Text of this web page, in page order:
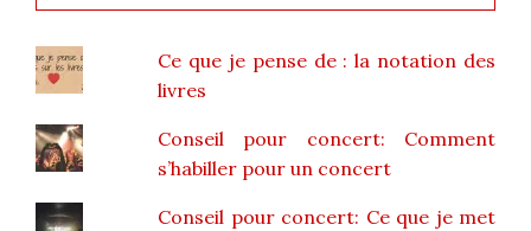
Ce que je pense de : la notation des
livres
Conseil pour concert: Comment
s’habiller pour un concert
Conseil pour concert: Ce que je met